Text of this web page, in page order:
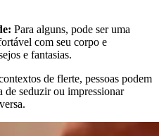
Para alguns, pode ser uma
com seu corpo e
e fantasias.
de flerte, pessoas podem
de seduzir ou impressionar